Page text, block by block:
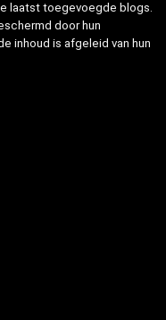
laatst toegevoegde blogs.
door hun
inhoud is afgeleid van hun